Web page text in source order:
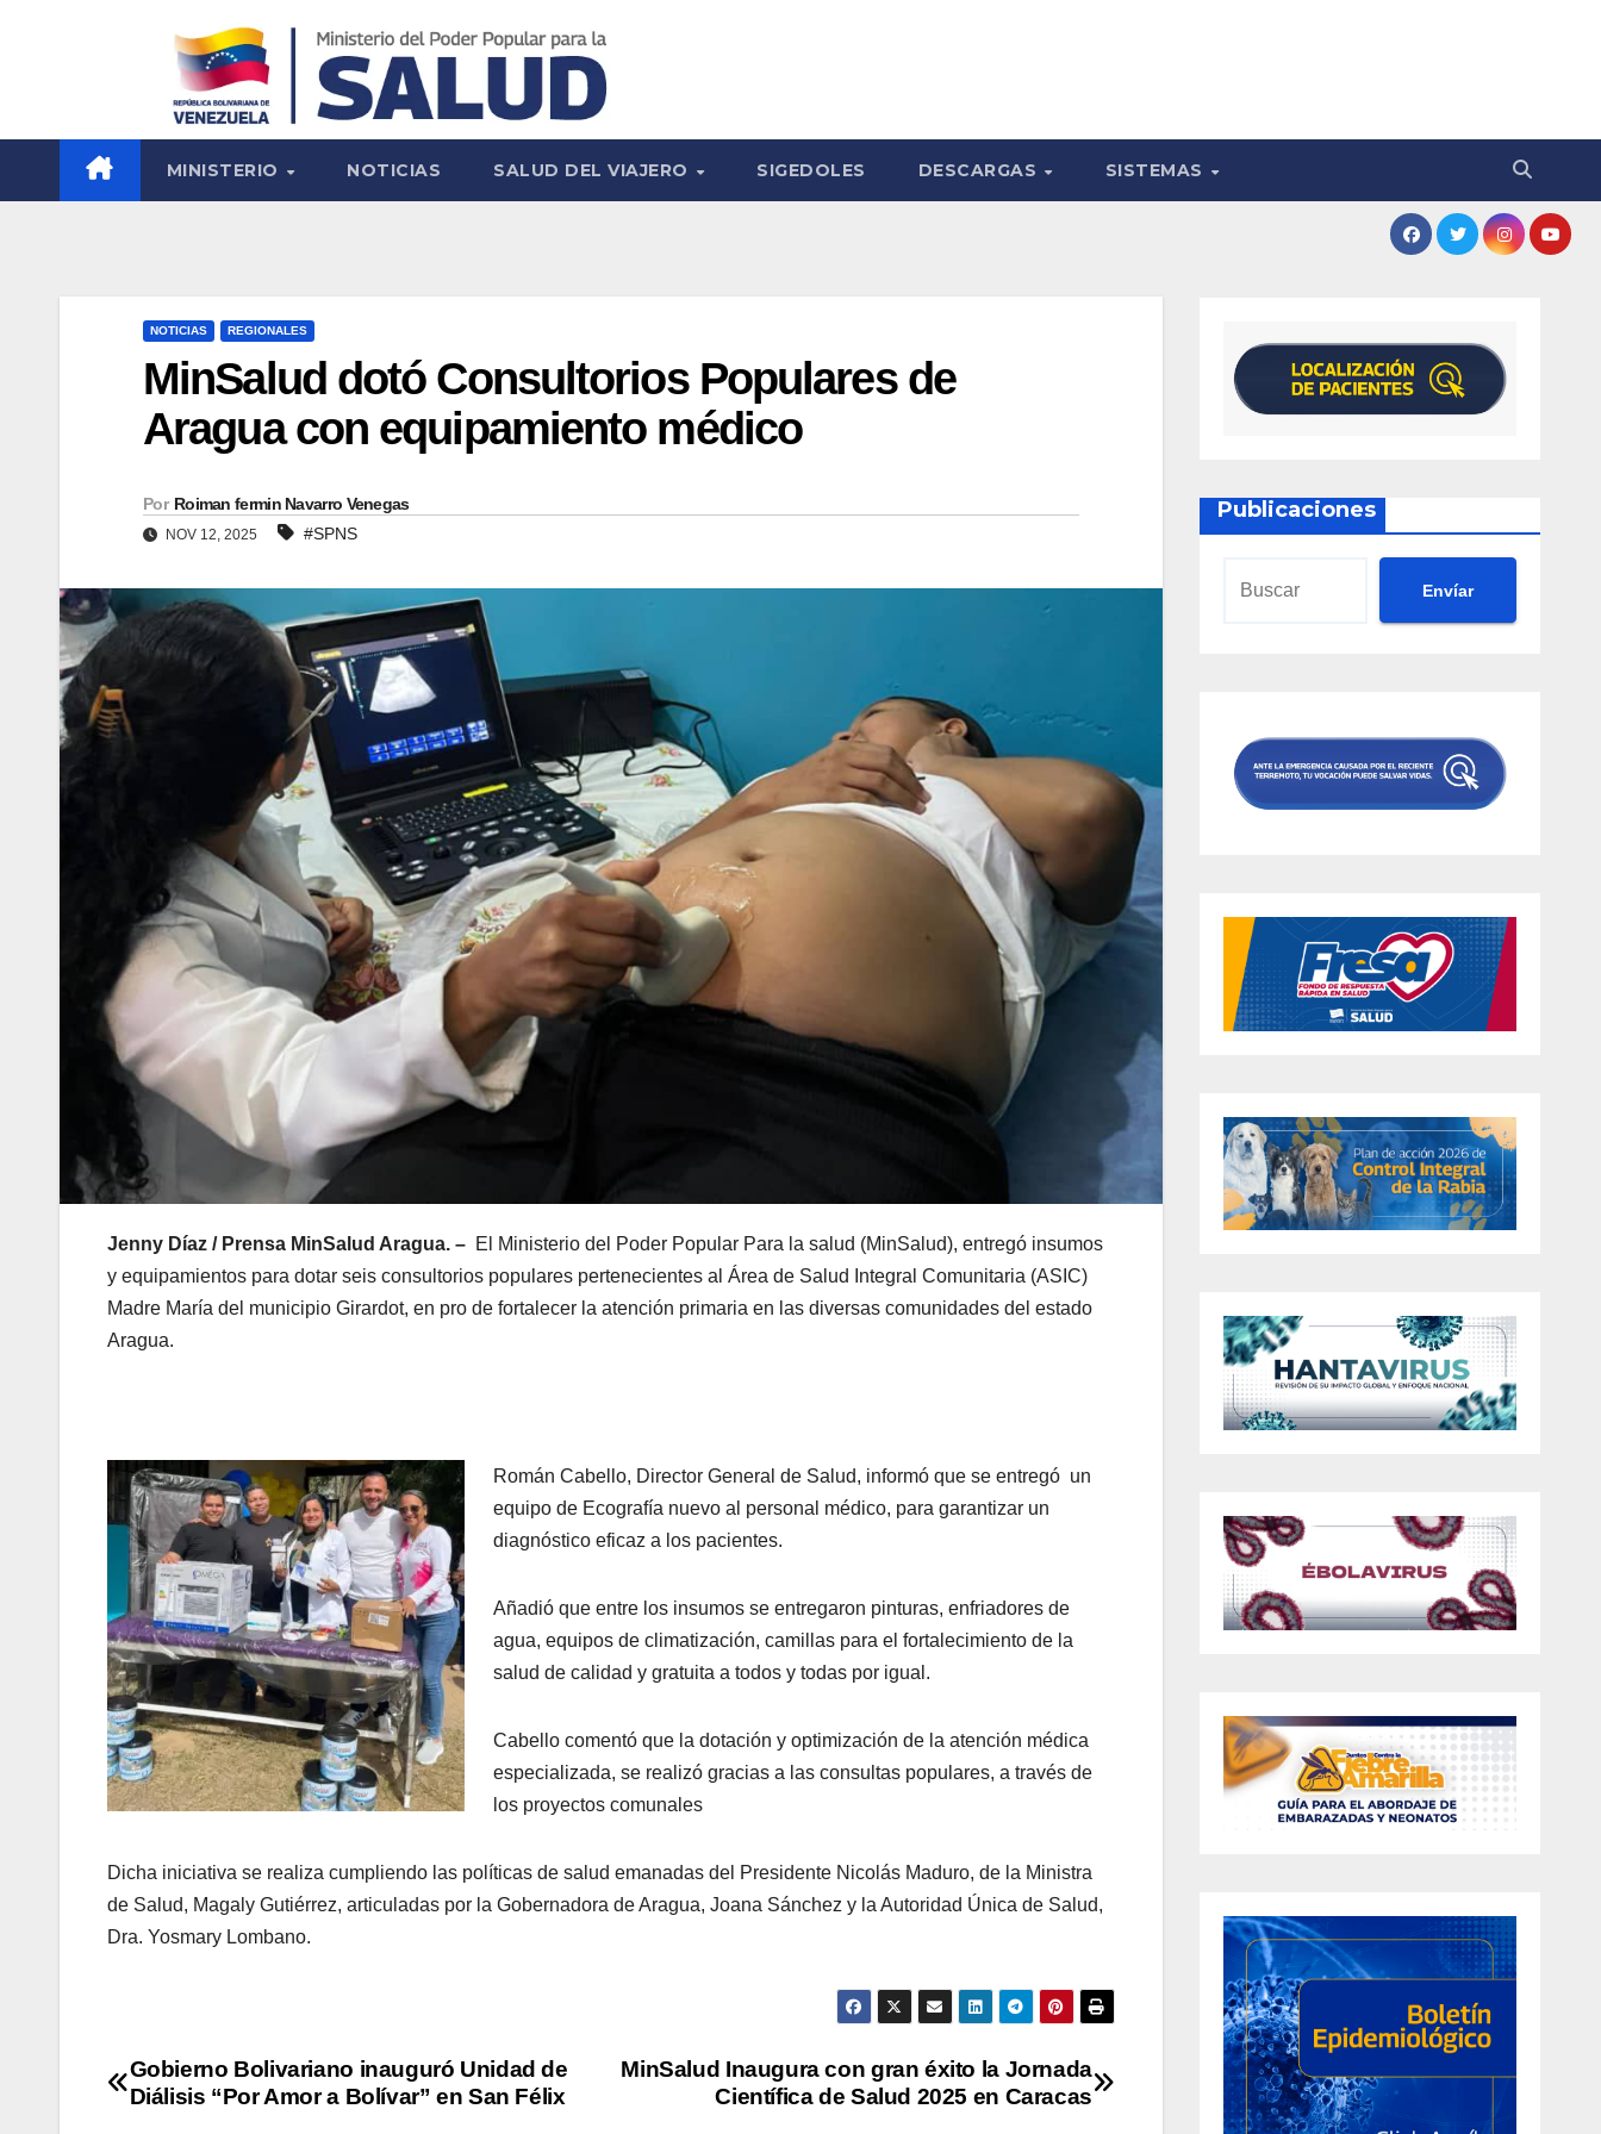
MINISTERIO NOTICIAS SALUD DEL VIAJERO SIGEDOLES DESCARGAS SISTEMAS
NOTICIAS REGIONALES
MinSalud dotó Consultorios Populares de
Aragua con equipamiento médico
Por Roiman fermin Navarro Venegas
NOV 12, 2025 #SPNS
Jenny Díaz / Prensa MinSalud Aragua. – El Ministerio del Poder Popular Para la salud (MinSalud), entregó insumos
y equipamientos para dotar seis consultorios populares pertenecientes al Área de Salud Integral Comunitaria (ASIC)
Madre María del municipio Girardot, en pro de fortalecer la atención primaria en las diversas comunidades del estado
Aragua.
Román Cabello, Director General de Salud, informó que se entregó un
equipo de Ecografía nuevo al personal médico, para garantizar un
diagnóstico eficaz a los pacientes.
Añadió que entre los insumos se entregaron pinturas, enfriadores de
agua, equipos de climatización, camillas para el fortalecimiento de la
salud de calidad y gratuita a todos y todas por igual.
Cabello comentó que la dotación y optimización de la atención médica
especializada, se realizó gracias a las consultas populares, a través de
los proyectos comunales
Dicha iniciativa se realiza cumpliendo las políticas de salud emanadas del Presidente Nicolás Maduro, de la Ministra
de Salud, Magaly Gutiérrez, articuladas por la Gobernadora de Aragua, Joana Sánchez y la Autoridad Única de Salud,
Dra. Yosmary Lombano.
MinSalud Inaugura con gran éxito la Jornada
Científica de Salud 2025 en Caracas
Gobierno Bolivariano inauguró Unidad de
Diálisis “Por Amor a Bolívar” en San Félix
Publicaciones
Envíar